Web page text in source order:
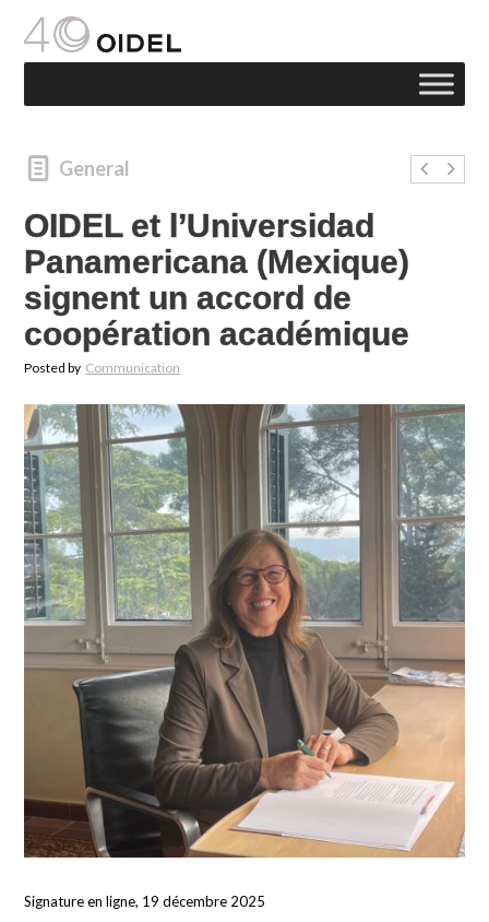
General
OIDEL et l’Universidad
Panamericana (Mexique)
signent un accord de
coopération académique
Posted by Communication
Signature en ligne, 19 décembre 2025